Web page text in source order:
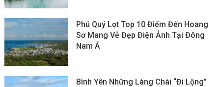
Phú Quý Lọt Top 10 Điểm Đến Hoang
Sơ Mang Vẻ Đẹp Điện Ảnh Tại Đông
Nam Á
Bình Yên Những Làng Chài “đi Lộng”